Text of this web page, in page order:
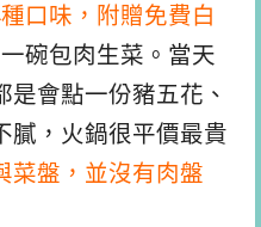
口味，附贈免費白
碗包肉生菜。當天
會點一份豬五花、
膩，火鍋很平價最貴
菜盤，並沒有肉盤